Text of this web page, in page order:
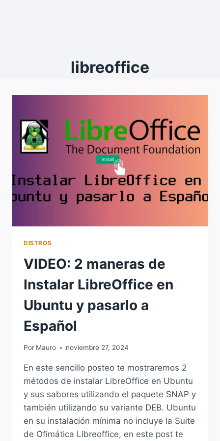
libreoffice
DISTROS
VIDEO: 2 maneras de
Instalar LibreOffice en
Ubuntu y pasarlo a
Español
Por Mauro noviembre 27, 2024
En este sencillo posteo te mostraremos 2
métodos de instalar LibreOffice en Ubuntu
y sus sabores utilizando el paquete SNAP y
también utilizando su variante DEB. Ubuntu
en su instalación mínima no incluye la Suite
de Ofimática Libreoffice, en este post te